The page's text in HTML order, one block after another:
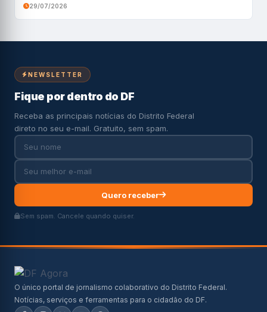
29/07/2026
NEWSLETTER
Fique por dentro do DF
Receba as principais notícias do Distrito Federal
direto no seu e-mail. Gratuito, sem spam.
Quero receber
Sem spam. Cancele quando quiser.
O único portal de jornalismo colaborativo do Distrito Federal.
Notícias, serviços e ferramentas para o cidadão do DF.